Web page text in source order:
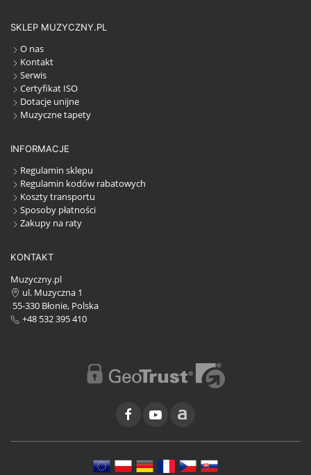
SKLEP MUZYCZNY.PL
O nas
Kontakt
Serwis
Certyfikat ISO
Dotacje unijne
Muzyczne tapety
INFORMACJE
Regulamin sklepu
Regulamin kodów rabatowych
Koszty transportu
Sposoby płatności
Zakupy na raty
KONTAKT
Muzyczny.pl
ul. Muzyczna 1
55-330 Błonie, Polska
+48 532 395 410